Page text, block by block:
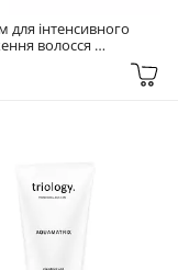
для інтенсивного
волосся
Hydra Boost 250